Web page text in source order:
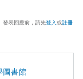
發表回應前，請先登入或註冊
圖書館